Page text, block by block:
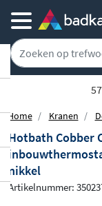
Home Kranen
Hotbath Cobber
nikkel
Artikelnummer: